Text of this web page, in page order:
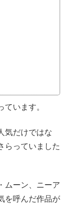
います。
気だけではな
らっていました
ムーン、ニーア
を呼んだ作品が